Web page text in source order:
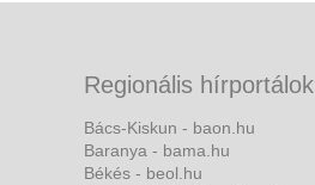
Regionális hírportálok
Bács-Kiskun - baon.hu
Baranya - bama.hu
Békés - beol.hu